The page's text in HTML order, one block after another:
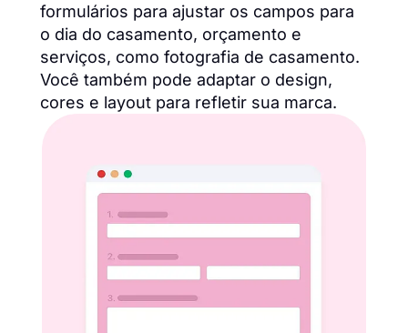
formulários para ajustar os campos para
o dia do casamento, orçamento e
serviços, como fotografia de casamento.
Você também pode adaptar o design,
cores e layout para refletir sua marca.